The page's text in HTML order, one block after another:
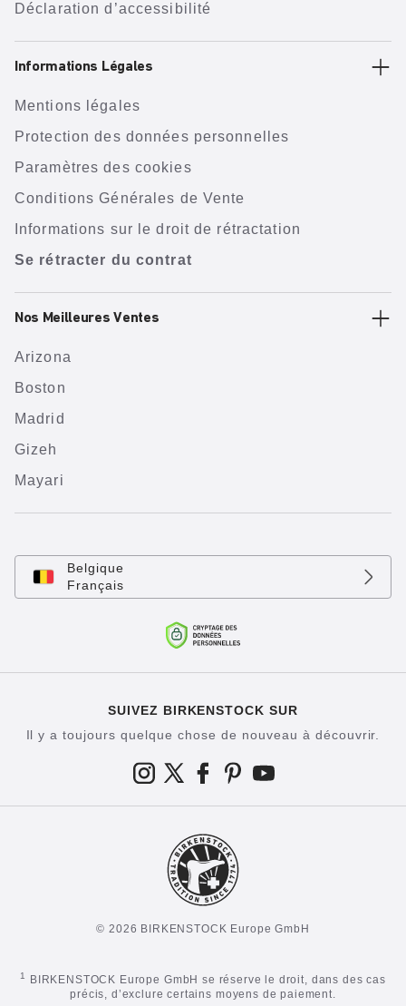
Déclaration d’accessibilité
Informations Légales
Mentions légales
Protection des données personnelles
Paramètres des cookies
Conditions Générales de Vente
Informations sur le droit de rétractation
Se rétracter du contrat
Nos Meilleures Ventes
Arizona
Boston
Madrid
Gizeh
Mayari
Belgique
Français
SUIVEZ BIRKENSTOCK SUR
Il y a toujours quelque chose de nouveau à découvrir.
© 2026 BIRKENSTOCK Europe GmbH
1
BIRKENSTOCK Europe GmbH se réserve le droit, dans des cas
précis, d’exclure certains moyens de paiement.